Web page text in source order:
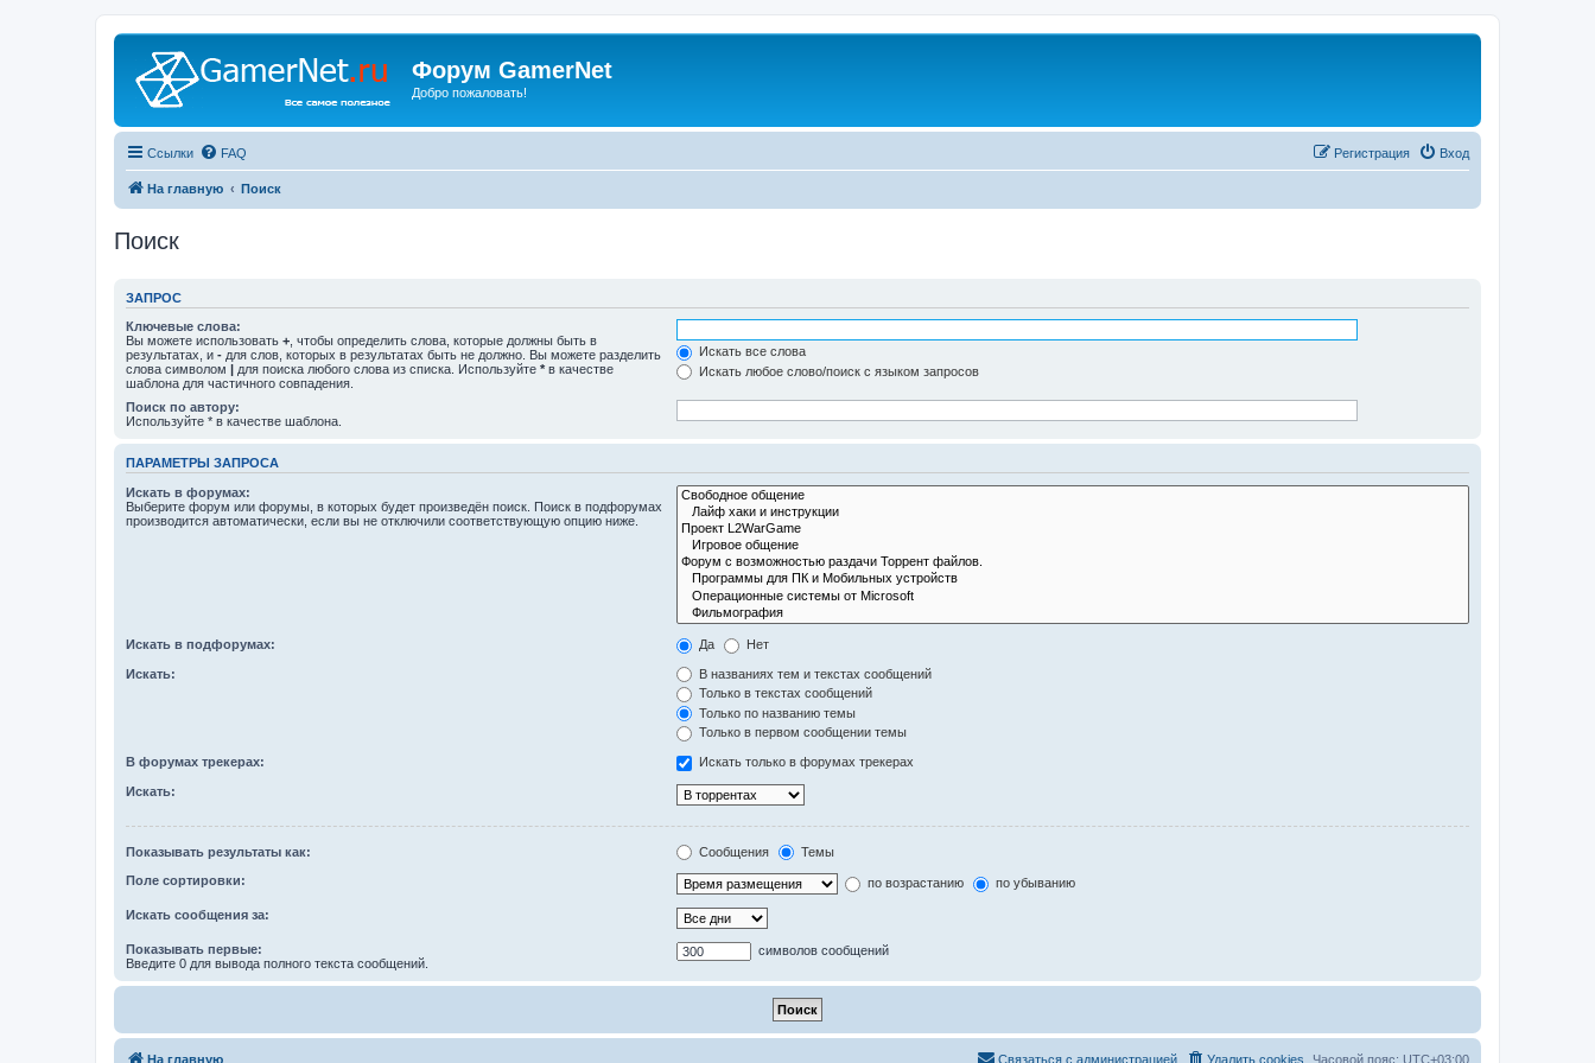
Форум GamerNet
Добро пожаловать!
Ссылки FAQ Вход
Регистрация
На главную Поиск
Поиск
ЗАПРОС
Ключевые слова:
Вы можете использовать + , чтобы определить слова, которые должны быть в
результатах, и - для слов, которых в результатах быть не должно. Вы можете разделить
слова символом | для поиска любого слова из списка. Используйте * в качестве
шаблона для частичного совпадения.
Искать все слова
Искать любое слово/поиск с языком запросов
Поиск по автору:
Используйте * в качестве шаблона.
ПАРАМЕТРЫ ЗАПРОСА
Искать в форумах:
Выберите форум или форумы, в которых будет произведён поиск. Поиск в подфорумах
производится автоматически, если вы не отключили соответствующую опцию ниже.
Искать в подфорумах: Да Нет
Искать:
В названиях тем и текстах сообщений
Только в текстах сообщений
Только по названию темы
Только в первом сообщении темы
В форумах трекерах: Искать только в форумах трекерах
Искать:
Показывать результаты как: Сообщения Темы
Поле сортировки: по возрастанию по убыванию
Искать сообщения за:
Показывать первые:
Введите 0 для вывода полного текста сообщений.
символов сообщений
На главную Часовой пояс: UTC+03:00
Удалить cookies
Связаться с администрацией